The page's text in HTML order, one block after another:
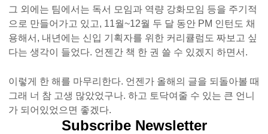
그 외에는 팀에서는 독서 모임과 역량 강화모임 등을 주기적
으로 만들어가고 있고, 11월~12월 두 달 동안 PM 인턴도 채
용해서, 내년에는 신입 기획자를 위한 커리큘럼도 짜보고 싶
다는 생각이 들었다. 언젠간 책 한 권 쓸 수 있겠지 하면서.
이렇게 한 해를 마무리한다. 언젠가 올해의 글을 되돌아볼 때
그래 너 참 고생 많았었구나. 하고 토닥여줄 수 있는 큰 언니
가 되어있었으면 좋겠다.
Subscribe Newsletter